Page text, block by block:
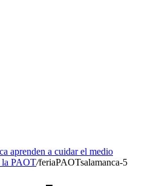
aprenden a cuidar el medio
la PAOT/feriaPAOTsalamanca-5